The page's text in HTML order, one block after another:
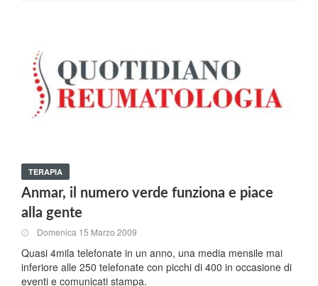
TERAPIA
Anmar, il numero verde funziona e piace
alla gente
Domenica 15 Marzo 2009
Quasi 4mila telefonate in un anno, una media mensile mai
inferiore alle 250 telefonate con picchi di 400 in occasione di
eventi e comunicati stampa.